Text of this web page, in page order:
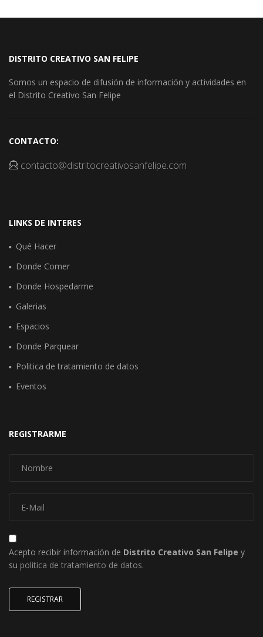
DISTRITO CREATIVO SAN FELIPE
Somos un espacio de difusión de información y actividades en
el Distrito Creativo San Felipe
CONTACTO:
contacto@distritocreativosanfelipe.com
LINKS DE INTERES
Qué Hacer
Donde Comer
Donde Hospedarme
Galerias
Espacios
Donde Parquear
Politica de tratamiento de datos
Eventos
REGISTRARME
Acepto recibir información de Distrito Creativo San Felipe y
su politica de tratamiento de datos.
REGISTRAR